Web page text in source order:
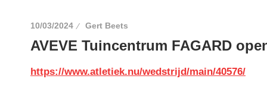
10/03/2024 Gert Beets
AVEVE Tuincentrum FAGARD
https://www.atletiek.nu/wedstrijd/main/40576/